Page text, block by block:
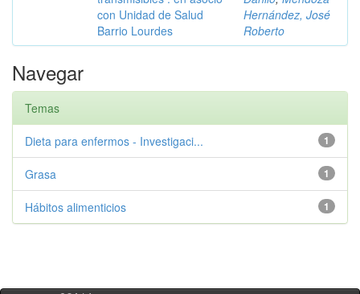
con Unidad de Salud
Barrio Lourdes
Hernández, José
Roberto
Navegar
Temas
1
Dieta para enfermos - Investigaci...
1
Grasa
1
Hábitos alimenticios